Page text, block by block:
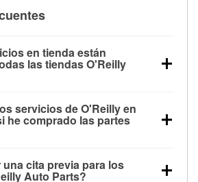
en tienda están
las tiendas O'Reilly
pruebas de alternador y
revisión de la luz “Check Engine”
e instalación de
bombillas, están disponibles en
Auto Parts. La tienda
servicios de O'Reilly en
he comprado las partes
que estén disponibles en la
cita previa para los
Auto Parts?